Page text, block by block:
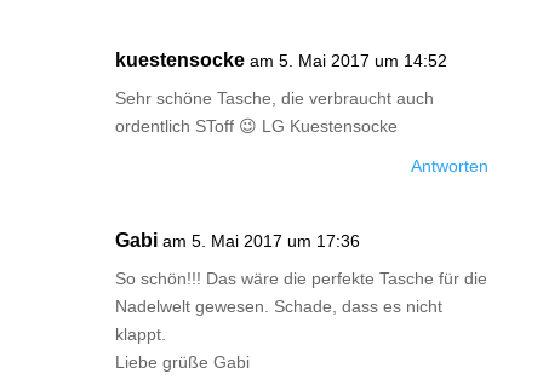
kuestensocke am 5. Mai 2017 um 14:52
Sehr schöne Tasche, die verbraucht auch
ordentlich SToff 😉 LG Kuestensocke
Antworten
Gabi am 5. Mai 2017 um 17:36
So schön!!! Das wäre die perfekte Tasche für die
Nadelwelt gewesen. Schade, dass es nicht
klappt.
Liebe grüße Gabi